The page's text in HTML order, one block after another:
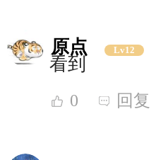
原点 Lv12
看到
0 回复